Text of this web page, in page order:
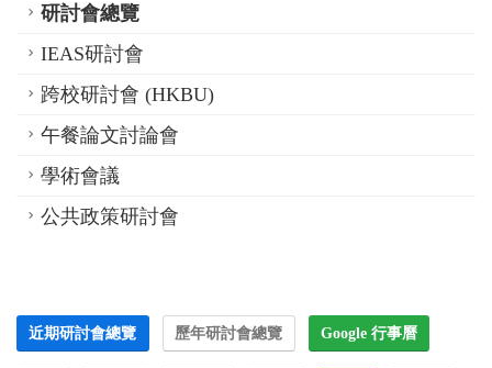
研討會總覽
IEAS研討會
跨校研討會 (HKBU)
午餐論文討論會
學術會議
公共政策研討會
近期研討會總覽 歷年研討會總覽 Google 行事曆